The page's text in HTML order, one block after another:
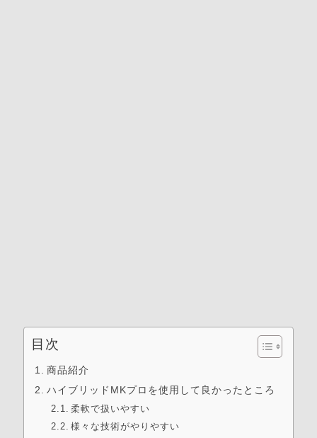
目次
商品紹介
ハイブリッドMKプロを使用して良かったところ
柔軟で扱いやすい
様々な技術がやりやすい